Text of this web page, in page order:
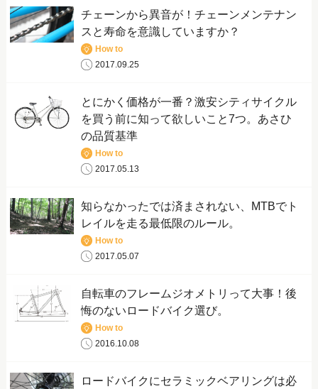
チェーンから異音が！チェーンメンテナン
スと寿命を意識していますか？
How to
2017.09.25
とにかく価格が一番？激安シティサイクル
を買う前に知って欲しいこと7つ。あさひ
の品質基準
How to
2017.05.13
知らなかったでは済まされない、MTBでト
レイルを走る最低限のルール。
How to
2017.05.07
自転車のフレームジオメトリって大事！後
悔のないロードバイク選び。
How to
2016.10.08
ロードバイクにセラミックベアリングは必